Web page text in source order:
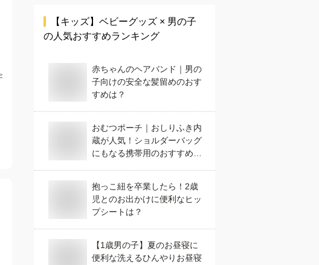
【キッズ】 ベビーグッズ × 男の子
の人気おすすめランキング
赤ちゃんのヘアバンド｜男の
子向けの安全な髪留めのおす
すめは？
おむつポーチ｜おしりふき内
蔵が人気！ショルダーバッグ
にもなる携帯用のおすすめ
抱っこ紐を卒業したら！2歳
児とのお出かけに便利なヒッ
プシートは？
【1歳男の子】夏のお昼寝に
便利な洗えるひんやりお昼寝